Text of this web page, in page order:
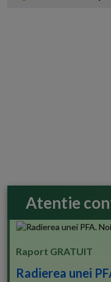
Atentie
Raport GRATUIT
Radierea unei